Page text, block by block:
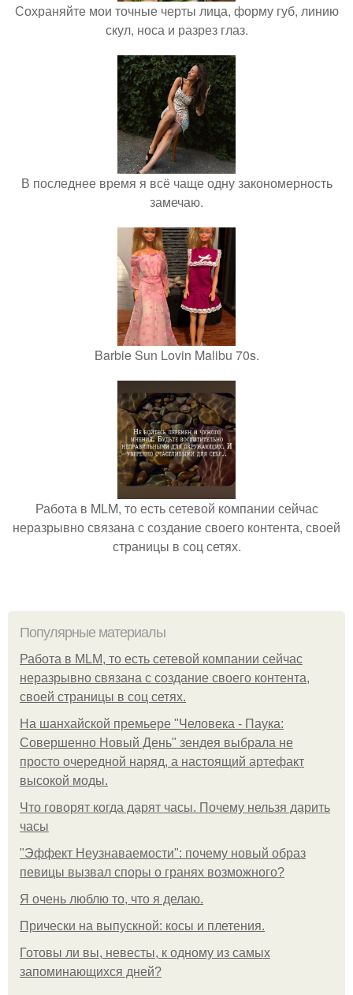
Сохраняйте мои точные черты лица, форму губ, линию
скул, носа и разрез глаз.
В последнее время я всё чаще одну закономерность
замечаю.
Barbie Sun Lovin Malibu 70s.
Работа в MLM, то есть сетевой компании сейчас
неразрывно связана с создание своего контента, своей
страницы в соц сетях.
Популярные материалы
Работа в MLM, то есть сетевой компании сейчас
неразрывно связана с создание своего контента,
своей страницы в соц сетях.
На шанхайской премьере "Человека - Паука:
Совершенно Новый День" зендея выбрала не
просто очередной наряд, а настоящий артефакт
высокой моды.
Что говорят когда дарят часы. Почему нельзя дарить
часы
"Эффект Неузнаваемости": почему новый образ
певицы вызвал споры о гранях возможного?
Я очень люблю то, что я делаю.
Прически на выпускной: косы и плетения.
Готовы ли вы, невесты, к одному из самых
запоминающихся дней?